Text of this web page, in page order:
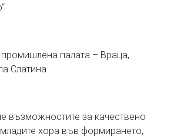
палата – Враца,
Слатина
възможностите за качествено
хора във формирането,